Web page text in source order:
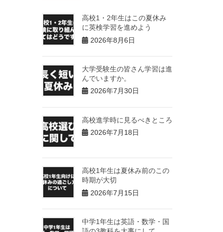
高校1・2年生はこの夏休み
に英検学習を進めよう
2026年8月6日
大学受験生の皆さん学習は進
んでいますか。
2026年7月30日
高校進学時に見るべきところ
2026年7月18日
高校1年生は夏休み前のこの
時期が大切
2026年7月15日
中学1年生は英語・数学・国